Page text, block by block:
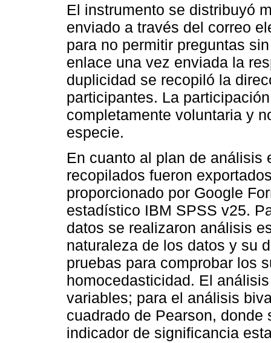
El instrumento se distribuyó
enviado a través del correo
para no permitir preguntas
enlace una vez enviada la
duplicidad se recopiló la
participantes. La
completamente voluntaria y
especie.
En cuanto al plan de análisis
recopilados fueron
proporcionado por Google
estadístico IBM SPSS v25.
datos se realizaron análisis
naturaleza de los datos y su
pruebas para comprobar los
homocedasticidad. El
variables; para el análisis
cuadrado de Pearson,
indicador de significancia